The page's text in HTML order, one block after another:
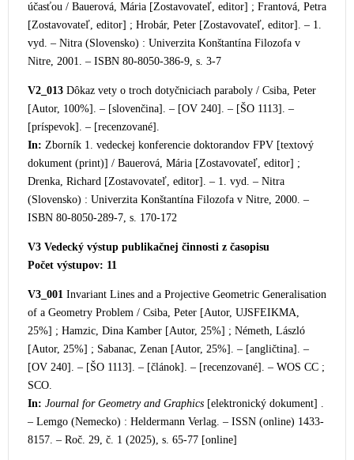
účasťou / Bauerová, Mária [Zostavovateľ, editor] ; Frantová, Petra
[Zostavovateľ, editor] ; Hrobár, Peter [Zostavovateľ, editor]. – 1.
vyd. – Nitra (Slovensko) : Univerzita Konštantína Filozofa v
Nitre, 2001. – ISBN 80-8050-386-9, s. 3-7
V2_013 Dôkaz vety o troch dotyčniciach paraboly / Csiba, Peter
[Autor, 100%]. – [slovenčina]. – [OV 240]. – [ŠO 1113]. –
[príspevok]. – [recenzované].
In: Zborník 1. vedeckej konferencie doktorandov FPV [textový
dokument (print)] / Bauerová, Mária [Zostavovateľ, editor] ;
Drenka, Richard [Zostavovateľ, editor]. – 1. vyd. – Nitra
(Slovensko) : Univerzita Konštantína Filozofa v Nitre, 2000. –
ISBN 80-8050-289-7, s. 170-172
V3 Vedecký výstup publikačnej činnosti z časopisu
Počet výstupov: 11
V3_001 Invariant Lines and a Projective Geometric Generalisation
of a Geometry Problem / Csiba, Peter [Autor, UJSFEIKMA,
25%] ; Hamzic, Dina Kamber [Autor, 25%] ; Németh, László
[Autor, 25%] ; Sabanac, Zenan [Autor, 25%]. – [angličtina]. –
[OV 240]. – [ŠO 1113]. – [článok]. – [recenzované]. – WOS CC ;
SCO.
In: Journal for Geometry and Graphics [elektronický dokument] .
– Lemgo (Nemecko) : Heldermann Verlag. – ISSN (online) 1433-
8157. – Roč. 29, č. 1 (2025), s. 65-77 [online]